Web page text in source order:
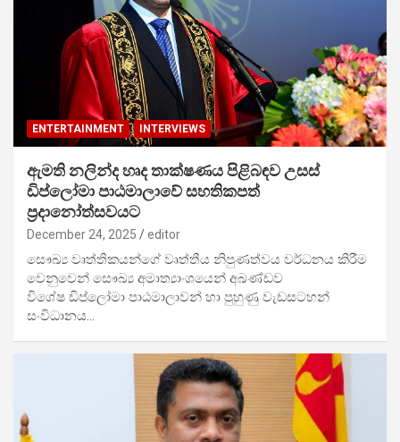
ENTERTAINMENT INTERVIEWS
ඇමති නලින්ද හෘද තාක්ෂණය පිළිබඳව උසස්
ඩිප්ලෝමා පාඨමාලාවේ සහතිකපත්
ප්‍රදානෝත්සවයට
December 24, 2025 editor
සෞඛ්‍ය වෘත්තිකයන්ගේ වෘත්තීය නිපුණත්වය වර්ධනය කිරීම
වෙනුවෙන් සෞඛ්‍ය අමාත්‍යාංශයෙන් අඛණ්ඩව
විශේෂ ඩිප්ලෝමා පාඨමාලාවන් හා පුහුණු වැඩසටහන්
සංවිධානය…